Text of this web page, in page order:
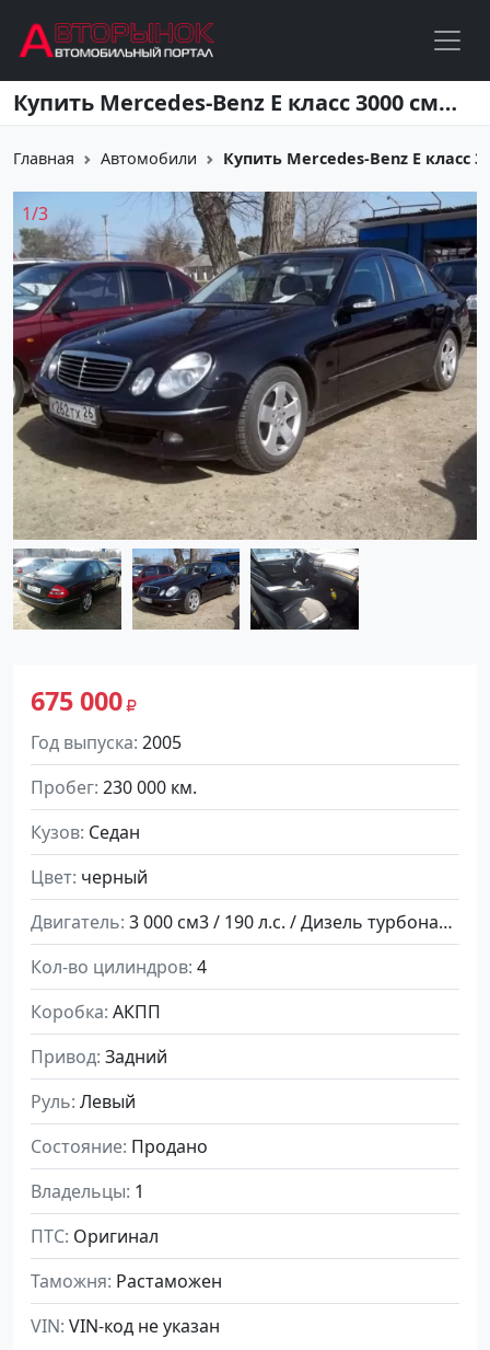
Перейти к основному содержанию Купить Mercedes-Benz E класс 3000 см3 АКПП (190 л.с.) Дизель турбонаддув в Кропоткин: цвет черный Седан 2005 года по цене 675000 рублей, объявление №3515 на сайте Авторынок23
Главная Автомобили Купить Mercedes-Benz E класс
675 000
Год выпуска 2005
Пробег 230 000 км.
Кузов Седан
Цвет черный
Двигатель
3 000 см3 / 190 л.с. / Дизель турбонаддув
Кол-во цилиндров 4
Коробка АКПП
Привод Задний
Руль Левый
Состояние Продано
Владельцы 1
ПТС Оригинал
Таможня Растаможен
VIN VIN-код не указан
1/3